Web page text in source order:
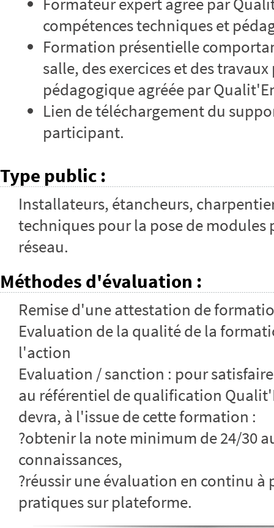
compétences techniques et
Formation présentielle
salle, des exercices et des
pédagogique agréée par
Lien de téléchargement du
participant.
Type public :
Installateurs, étancheurs,
techniques pour la pose de
réseau.
Méthodes d'évaluation :
Remise d'une attestation de
Evaluation de la qualité de la
l'action
Evaluation / sanction : pour
au référentiel de qualification
devra, à l'issue de cette formation :
?obtenir la note minimum de 24/30
connaissances,
?réussir une évaluation en continu à
pratiques sur plateforme.